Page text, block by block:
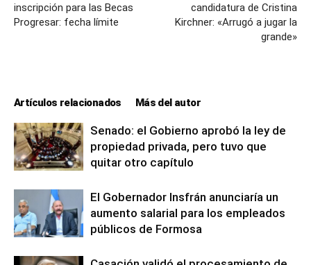
inscripción para las Becas
Progresar: fecha límite
candidatura de Cristina
Kirchner: «Arrugó a jugar la
grande»
Artículos relacionados Más del autor
Senado: el Gobierno aprobó la ley de
propiedad privada, pero tuvo que
quitar otro capítulo
El Gobernador Insfrán anunciaría un
aumento salarial para los empleados
públicos de Formosa